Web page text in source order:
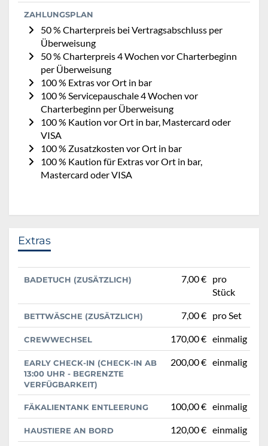
ZAHLUNGSPLAN
50 % Charterpreis bei Vertragsabschluss per
Überweisung
50 % Charterpreis 4 Wochen vor Charterbeginn
per Überweisung
100 % Extras vor Ort in bar
100 % Servicepauschale 4 Wochen vor
Charterbeginn per Überweisung
100 % Kaution vor Ort in bar, Mastercard oder
VISA
100 % Zusatzkosten vor Ort in bar
100 % Kaution für Extras vor Ort in bar,
Mastercard oder VISA
Extras
BADETUCH (ZUSÄTZLICH) 7,00 € pro
Stück
BETTWÄSCHE (ZUSÄTZLICH) 7,00 € pro Set
CREWWECHSEL 170,00 € einmalig
EARLY CHECK-IN (CHECK-IN AB
13:00 UHR - BEGRENZTE
VERFÜGBARKEIT)
200,00 € einmalig
FÄKALIENTANK ENTLEERUNG 100,00 € einmalig
HAUSTIERE AN BORD 120,00 € einmalig